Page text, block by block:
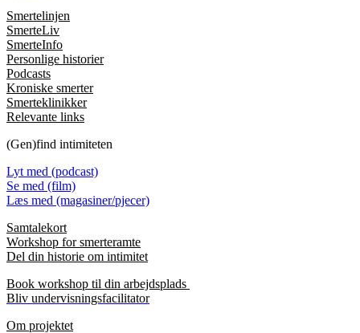
Smertelinjen
SmerteLiv
SmerteInfo
Personlige historier
Podcasts
Kroniske smerter
Smerteklinikker
Relevante links
(Gen)find intimiteten
Lyt med (podcast)
Se med (film)
Læs med (magasiner/pjecer)
Samtalekort
Workshop for smerteramte
Del din historie om intimitet
Book workshop til din arbejdsplads
Bliv undervisningsfacilitator
Om projektet